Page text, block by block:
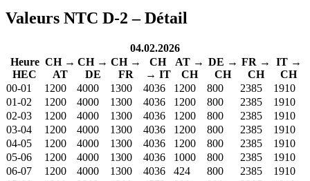
Valeurs NTC D-2 – Détail
04.02.2026
Heure
HEC
CH →
AT
CH →
DE
CH →
FR
CH
→ IT
AT →
CH
DE →
CH
FR →
CH
IT →
CH
00-01
1200 4000 1300 4036 1200 800 2385
1910
01-02
1200 4000 1300 4036 1200 800 2385
1910
02-03
1200 4000 1300 4036 1200 800 2385
1910
03-04
1200 4000 1300 4036 1200 800 2385
1910
04-05
1200 4000 1300 4036 1200 800 2385
1910
05-06
1200 4000 1300 4036 1000 800 2385
1910
06-07
1200 4000 1300 4036 424 800 2385
1910